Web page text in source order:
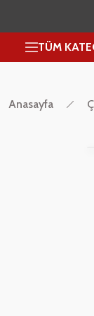
TÜM
Anasayfa